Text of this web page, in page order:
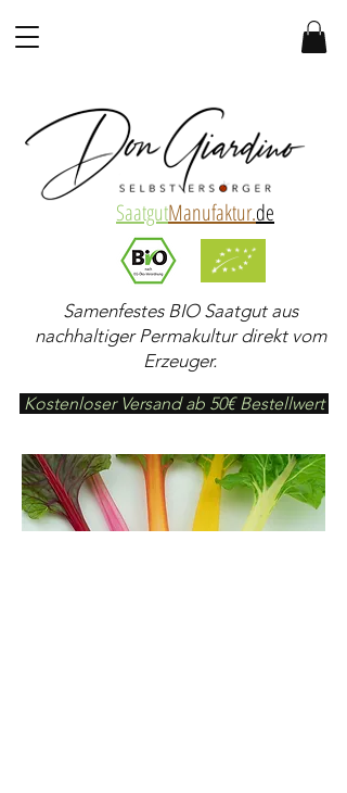
SaatgutManufaktur.de
Samenfestes BIO Saatgut aus
nachhaltiger Permakultur direkt vom
Erzeuger.
Kostenloser Versand ab 50€ Bestellwert